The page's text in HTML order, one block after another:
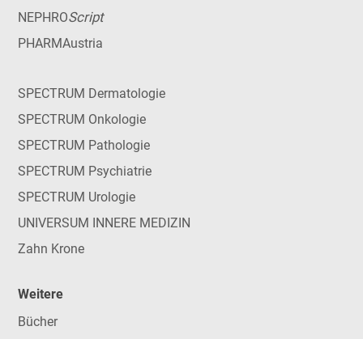
NEPHROScript
PHARMAustria
SPECTRUM Dermatologie
SPECTRUM Onkologie
SPECTRUM Pathologie
SPECTRUM Psychiatrie
SPECTRUM Urologie
UNIVERSUM INNERE MEDIZIN
Zahn Krone
Weitere
Bücher